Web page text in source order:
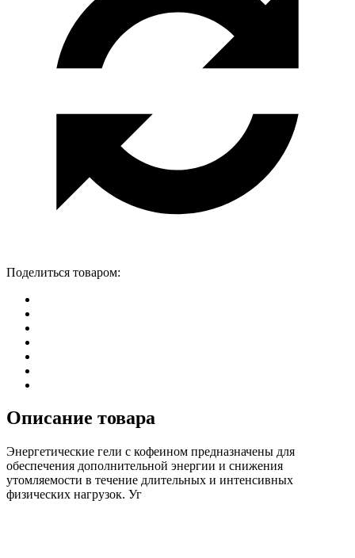
Поделиться товаром:
Описание товара
Энергетические гели с кофеином предназначены для
обеспечения дополнительной энергии и снижения
утомляемости в течение длительных и интенсивных
физических нагрузок. Уг